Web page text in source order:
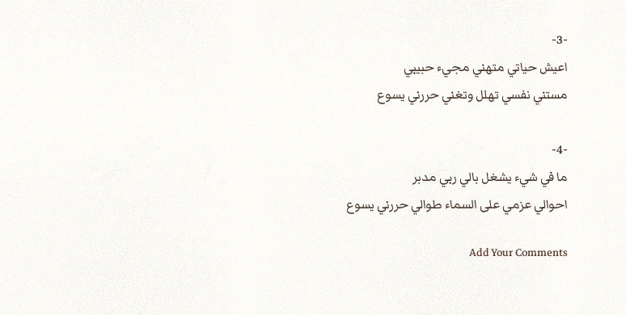
-3-
اعيش حياتي متهني مجيء حبيبي
مستني نفسي تهلل وتغني حررني يسوع
-4-
ما في شيء يشغل بالي ربي مدبر
احوالي عزمي على السماء طوالي حررني يسوع
Add Your Comments